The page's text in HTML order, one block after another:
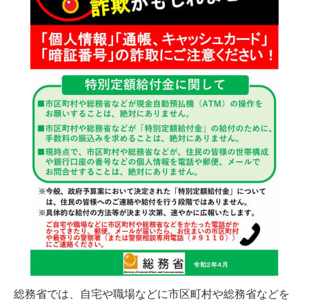
総務省では、自宅や職場などに市区町村や総務省などを